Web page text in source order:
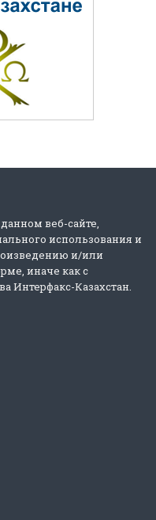
веб-сайте,
использования и
и/или
иначе как с
Интерфакс-Казахстан.